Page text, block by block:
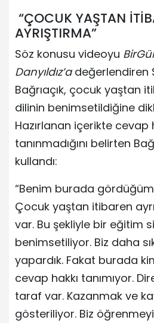
“ÇOCUK YAŞTAN
AYRIŞTIRMA”
Söz konusu videoyu
Danyıldız’adeğerlendiren
Bağrıaçık, çocuk yaştan
dilinin benimsetildiğine
Hazırlanan içerikte cevap
tanınmadığını belirten
kullandı:
“Benim burada gördüğüm
Çocuk yaştan itibaren
var. Bu şekliyle bir eğitim
benimsetiliyor. Biz daha
yapardık. Fakat burada
cevap hakkı tanımıyor.
taraf var. Kazanmak ve
gösteriliyor. Biz